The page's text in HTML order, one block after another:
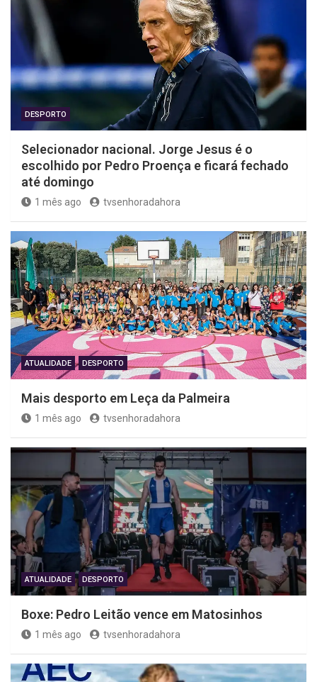
DESPORTO
Selecionador nacional. Jorge Jesus é o
escolhido por Pedro Proença e ficará fechado
até domingo
1 mês ago tvsenhoradahora
ATUALIDADE DESPORTO
Mais desporto em Leça da Palmeira
1 mês ago tvsenhoradahora
ATUALIDADE DESPORTO
Boxe: Pedro Leitão vence em Matosinhos
1 mês ago tvsenhoradahora